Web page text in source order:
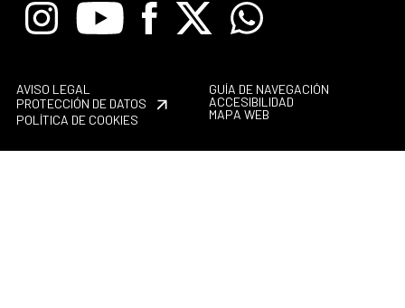
InstagramYoutube Facebook
X Whatsapp
AVISO LEGAL
PROTECCIÓN DE DATOS
POLÍTICA DE COOKIES
GUÍA DE NAVEGACIÓN
ACCESIBILIDAD
MAPA WEB